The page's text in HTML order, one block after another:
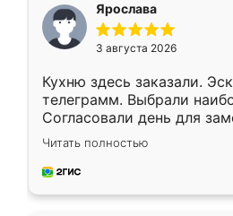
Ярослава
3 августа 2026
Кухню здесь заказали.
телеграмм. Выбрали
Согласовали день для
недели кухня была уже
довольны работой.
мебель за качественную
Читать полностью